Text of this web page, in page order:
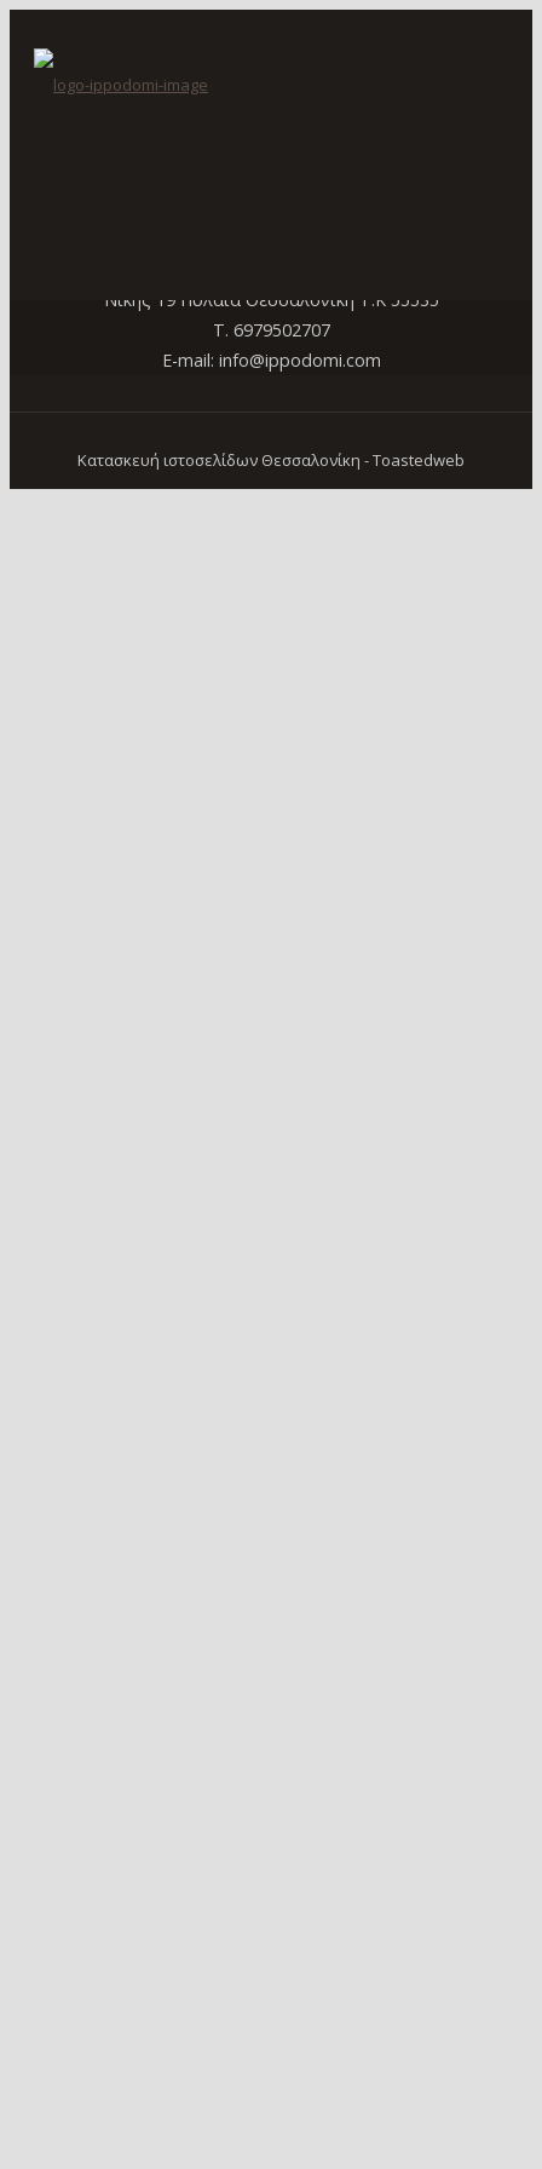
Νίκης 19 Πυλαία Θεσσαλονίκη Τ.Κ 55535
Τ. 6979502707
E-mail: info@ippodomi.com
Κατασκευή ιστοσελίδων Θεσσαλονίκη - Toastedweb